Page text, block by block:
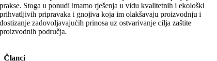
prakse. Stoga u ponudi imamo rješenja u vidu kvalitetnih i ekološki
prihvatljivih pripravaka i gnojiva koja im olakšavaju proizvodnju i
dostizanje zadovoljavajućih prinosa uz ostvarivanje cilja zaštite
proizvodnih područja.
Članci